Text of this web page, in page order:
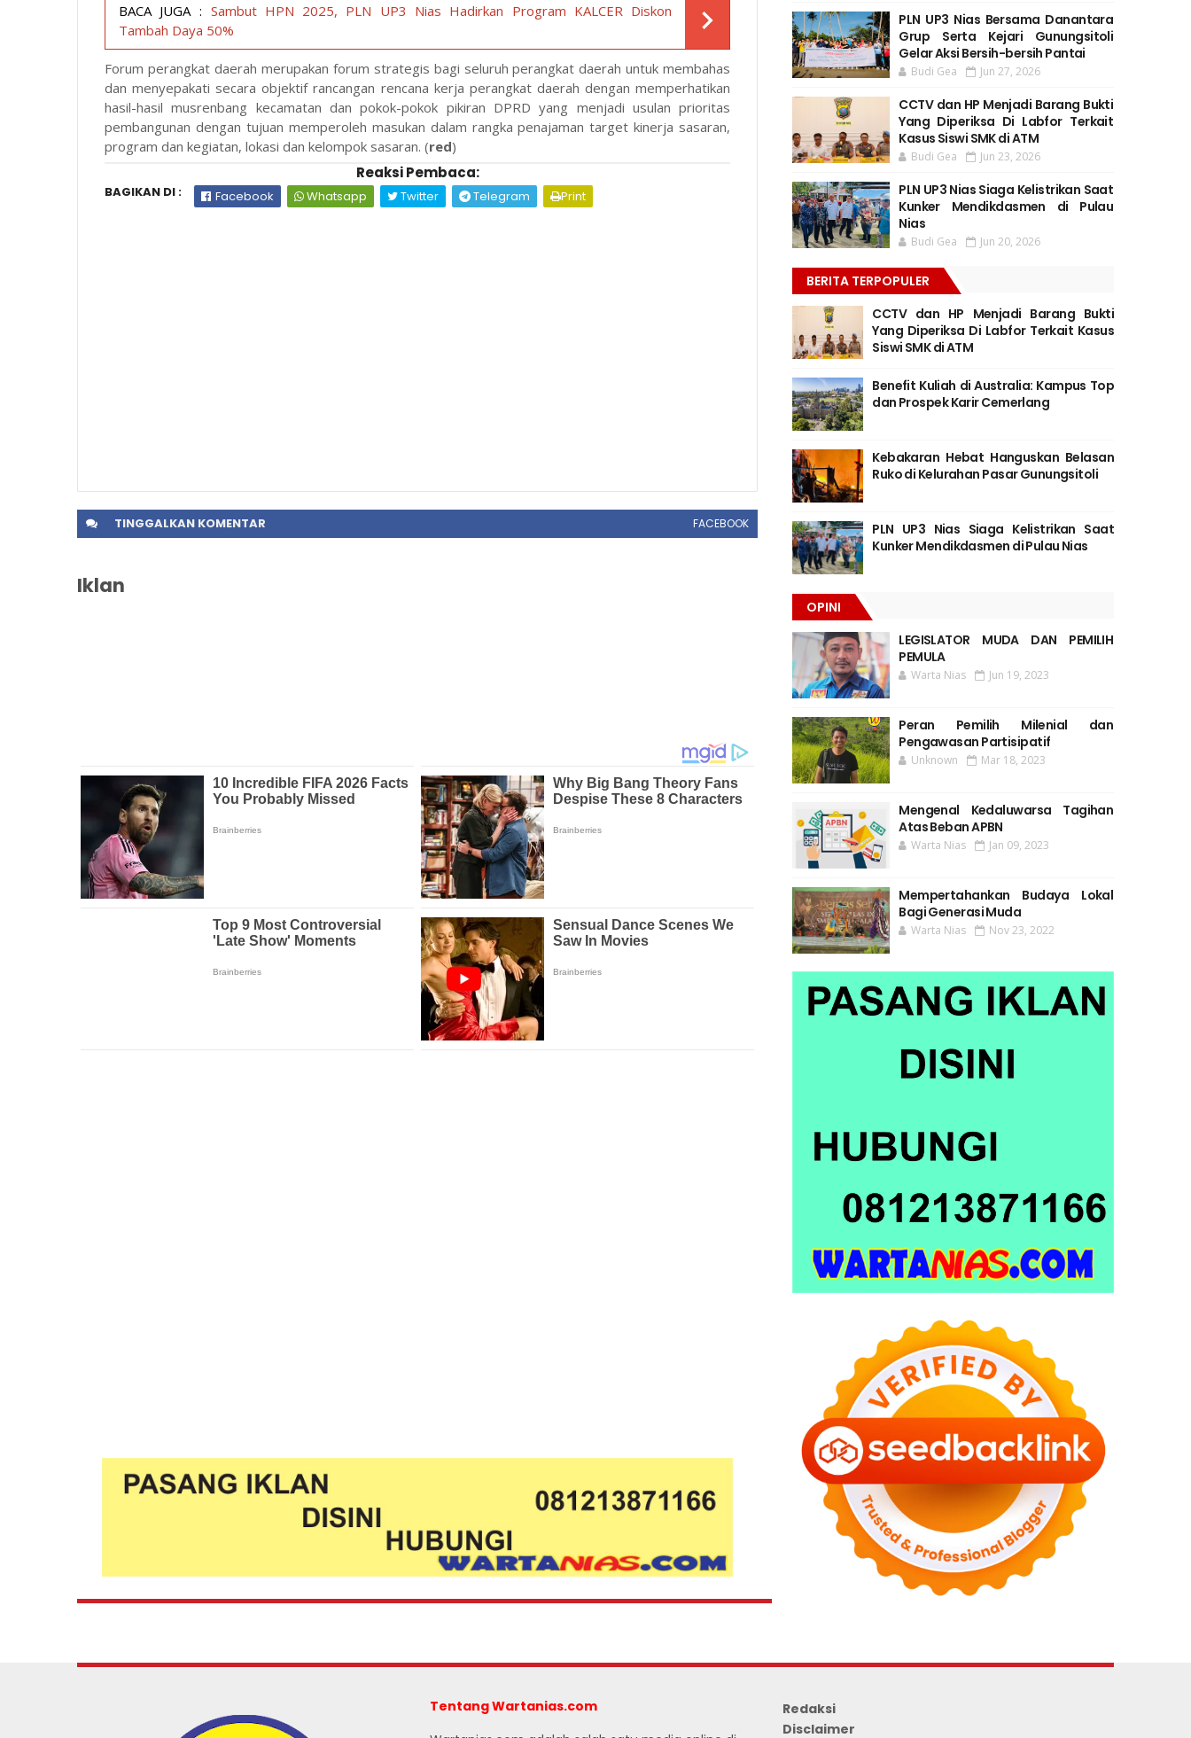
BACA JUGA : Sambut HPN 2025, PLN UP3 Nias Hadirkan Program KALCER Diskon
Tambah Daya 50%
Forum perangkat daerah merupakan forum strategis bagi seluruh perangkat daerah untuk membahas
dan menyepakati secara objektif rancangan rencana kerja perangkat daerah dengan memperhatikan
hasil-hasil musrenbang kecamatan dan pokok-pokok pikiran DPRD yang menjadi usulan prioritas
pembangunan dengan tujuan memperoleh masukan dalam rangka penajaman target kinerja sasaran,
program dan kegiatan, lokasi dan kelompok sasaran. (red)
Reaksi Pembaca:
BAGIKAN DI : Facebook Whatsapp Twitter Telegram Print
TINGGALKAN KOMENTAR FACEBOOK
Iklan
PLN UP3 Nias Bersama Danantara
Grup Serta Kejari Gunungsitoli
Gelar Aksi Bersih-bersih Pantai
Budi Gea Jun 27, 2026
CCTV dan HP Menjadi Barang Bukti
Yang Diperiksa Di Labfor Terkait
Kasus Siswi SMK di ATM
Budi Gea Jun 23, 2026
PLN UP3 Nias Siaga Kelistrikan Saat
Kunker Mendikdasmen di Pulau
Nias
Budi Gea Jun 20, 2026
BERITA TERPOPULER
CCTV dan HP Menjadi Barang Bukti
Yang Diperiksa Di Labfor Terkait Kasus
Siswi SMK di ATM
Benefit Kuliah di Australia: Kampus Top
dan Prospek Karir Cemerlang
Kebakaran Hebat Hanguskan Belasan
Ruko di Kelurahan Pasar Gunungsitoli
PLN UP3 Nias Siaga Kelistrikan Saat
Kunker Mendikdasmen di Pulau Nias
OPINI
LEGISLATOR MUDA DAN PEMILIH
PEMULA
Warta Nias Jun 19, 2023
Peran Pemilih Milenial dan
Pengawasan Partisipatif
Unknown Mar 18, 2023
Mengenal Kedaluwarsa Tagihan
Atas Beban APBN
Warta Nias Jan 09, 2023
Mempertahankan Budaya Lokal
Bagi Generasi Muda
Warta Nias Nov 23, 2022
Tentang Wartanias.com
Redaksi
Disclaimer